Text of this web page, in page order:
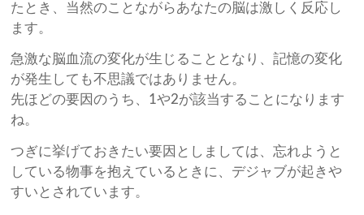
たとき、当然のことながらあなたの脳は激しく反応し
ます。
急激な脳血流の変化が生じることとなり、記憶の変化
が発生しても不思議ではありません。
先ほどの要因のうち、1や2が該当することになります
ね。
つぎに挙げておきたい要因としましては、忘れようと
している物事を抱えているときに、デジャブが起きや
すいとされています。